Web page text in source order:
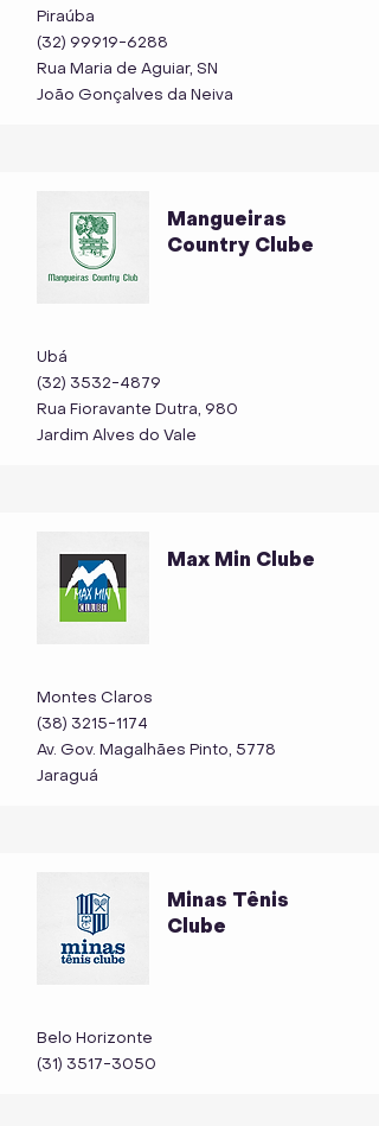
Piraúba
(32) 99919-6288
Rua Maria de Aguiar, SN
João Gonçalves da Neiva
Mangueiras
Country Clube
Ubá
(32) 3532-4879
Rua Fioravante Dutra, 980
Jardim Alves do Vale
Max Min Clube
Montes Claros
(38) 3215-1174
Av. Gov. Magalhães Pinto, 5778
Jaraguá
Minas Tênis
Clube
Belo Horizonte
(31) 3517-3050